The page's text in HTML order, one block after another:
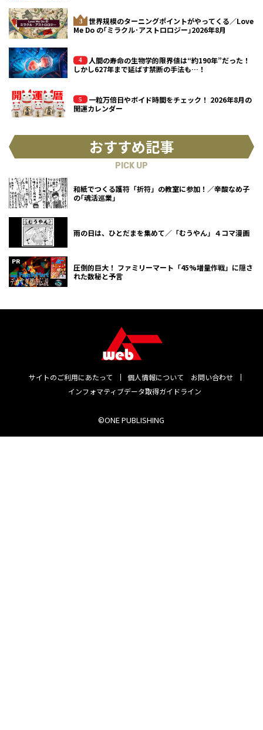
世界規模のターニングポイントがやってくる／Love
Me Do の｢ミラクル･アストロロジー｣2026年8月
人間の寿命の生物学的限界値は“約190年”だった！
しかし627年まで延ばす禁断の手法も…！
一粒万倍日やボイド時間をチェック！ 2026年8月の
開運カレンダー
おすすめ記事
PICK UP
和紙でつくる護符「折符」の教室に参加！／辛酸なめ子
の｢魂活巡業｣
雨の日は、ひとだまを集めて／「むうやん」４コマ漫画
圧倒的巨大！ ファミリーマート「45%増量作戦」に隠さ
れた数秘と予言
サイトのご利用にあたって 個人情報について
お問い合わせ
インフォマティブデータ取得ガイドライン
©ONE PUBLISHING